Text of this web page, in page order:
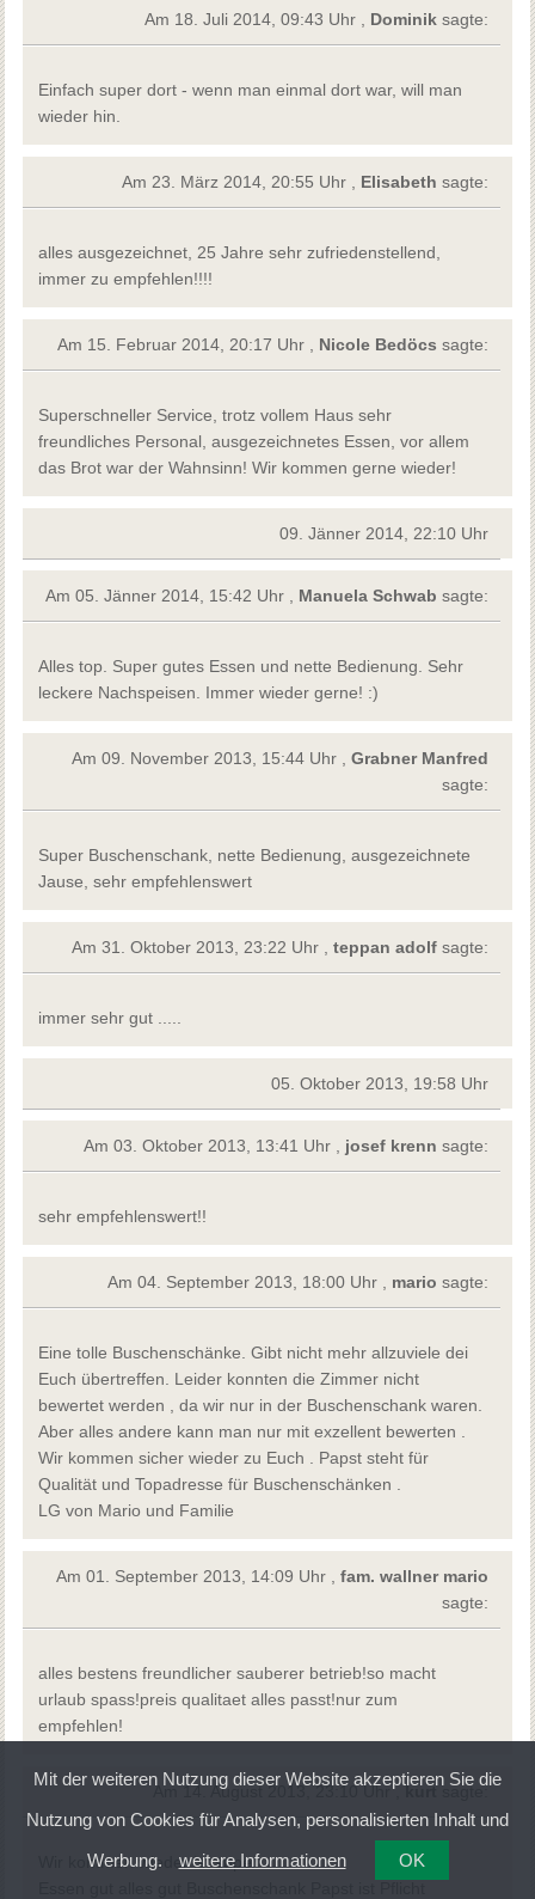
Am 18. Juli 2014, 09:43 Uhr , Dominik sagte:
Einfach super dort - wenn man einmal dort war, will man
wieder hin.
Am 23. März 2014, 20:55 Uhr , Elisabeth sagte:
alles ausgezeichnet, 25 Jahre sehr zufriedenstellend,
immer zu empfehlen!!!!
Am 15. Februar 2014, 20:17 Uhr , Nicole Bedöcs sagte:
Superschneller Service, trotz vollem Haus sehr
freundliches Personal, ausgezeichnetes Essen, vor allem
das Brot war der Wahnsinn! Wir kommen gerne wieder!
09. Jänner 2014, 22:10 Uhr
Am 05. Jänner 2014, 15:42 Uhr , Manuela Schwabsagte:
Alles top. Super gutes Essen und nette Bedienung. Sehr
leckere Nachspeisen. Immer wieder gerne! :)
Am 09. November 2013, 15:44 Uhr ,Grabner Manfred
sagte:
Super Buschenschank, nette Bedienung, ausgezeichnete
Jause, sehr empfehlenswert
Am 31. Oktober 2013, 23:22 Uhr ,teppan adolf sagte:
immer sehr gut .....
05. Oktober 2013, 19:58 Uhr
Am 03. Oktober 2013, 13:41 Uhr , josef krenn sagte:
sehr empfehlenswert!!
Am 04. September 2013, 18:00 Uhr , mario sagte:
Eine tolle Buschenschänke. Gibt nicht mehr allzuviele dei
Euch übertreffen. Leider konnten die Zimmer nicht
bewertet werden , da wir nur in der Buschenschank waren.
Aber alles andere kann man nur mit exzellent bewerten .
Wir kommen sicher wieder zu Euch . Papst steht für
Qualität und Topadresse für Buschenschänken .
LG von Mario und Familie
Am 01. September 2013, 14:09 Uhr ,fam. wallner mario
sagte:
alles bestens freundlicher sauberer betrieb!so macht
urlaub spass!preis qualitaet alles passt!nur zum
empfehlen!
Am 14. August 2013, 23:10 Uhr ,kurtsagte:
Wir kommen wieder ist super
Mit der weiteren Nutzung dieser Website akzeptieren Sie die
Nutzung von Cookies für Analysen, personalisierten Inhalt und
Werbung.
weitere Informationen OK